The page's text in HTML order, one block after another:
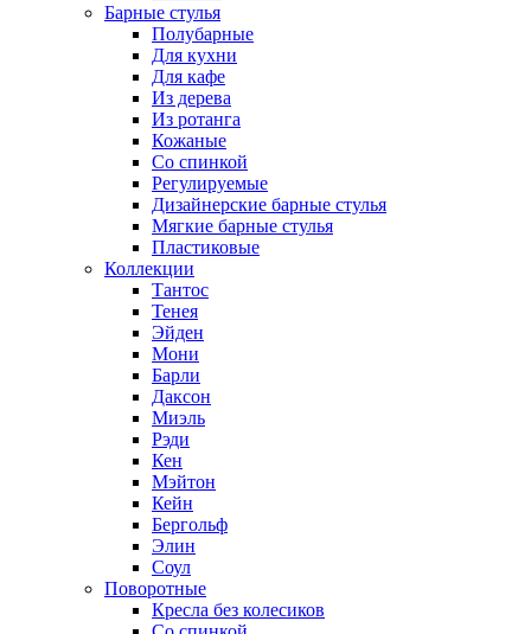
Барные стулья
Полубарные
Для кухни
Для кафе
Из дерева
Из ротанга
Кожаные
Со спинкой
Регулируемые
Дизайнерские барные стулья
Мягкие барные стулья
Пластиковые
Коллекции
Тантос
Тенея
Эйден
Мони
Барли
Даксон
Миэль
Рэди
Кен
Мэйтон
Кейн
Бергольф
Элин
Соул
Поворотные
Кресла без колесиков